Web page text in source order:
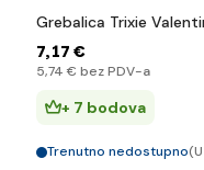
Grebalica Trixie
7,17 €
5,74 € bez PDV-a
+ 7 bodova
Trenutno nedostupno